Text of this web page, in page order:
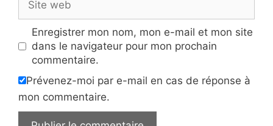
web
Enregistrer mon nom, mon e-mail et mon site
dans le navigateur pour mon prochain
commentaire.
Prévenez-moi par e-mail en cas de réponse à
mon commentaire.